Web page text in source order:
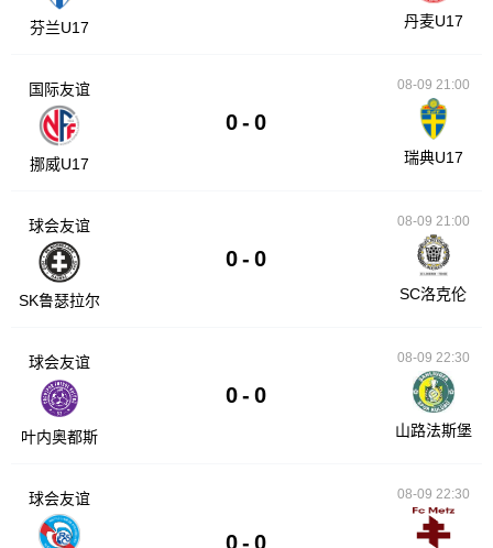
芬兰U17 丹麦U17
国际友谊
挪威U17
0 - 0
08-09 21:00
瑞典U17
球会友谊
SK鲁瑟拉尔
0 - 0
08-09 21:00
SC洛克伦
球会友谊
叶内奥都斯
0 - 0
08-09 22:30
山路法斯堡
球会友谊
0 - 0
08-09 22:30